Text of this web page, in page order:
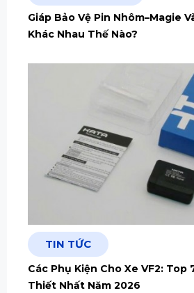
Giáp Bảo Vệ Pin Nhôm–Magie
Khác Nhau Thế Nào?
TIN TỨC
Các Phụ Kiện Cho Xe VF2: Top
Thiết Nhất Năm 2026